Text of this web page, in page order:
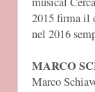
2015 firma il
nel 2016
MARCO
Marco